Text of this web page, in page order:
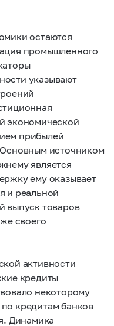
остаются
промышленного
указывают
экономической
прибылей
источником
является
ему оказывает
и реальной
выпуск товаров
своего
активности
кредиты
некоторому
кредитам банков
Динамика